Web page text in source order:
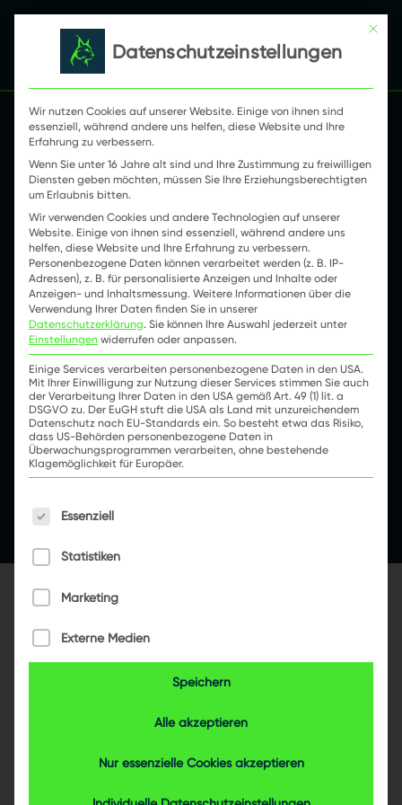
LYNQTECH GmbH
Vahrenwalder Straße 315
30179 Hannover
Deutschland
Telefon:+49 511 5193000
E-Mail:hallo@lynq.tech
Presse
Green Room
Experience
Impressum
Datenschutzerklärung
Podcast Stadtwerke Luchshausen
Mit
Datenschutzeinstellungen
Wir nutzen Cookies auf unserer Website. Einige von ihnen sind
essenziell, während andere uns helfen, diese Website und Ihre
Erfahrung zu verbessern.
Wenn Sie unter 16 Jahre alt sind und Ihre Zustimmung zu freiwilligen
Diensten geben möchten, müssen Sie Ihre Erziehungsberechtigten
um Erlaubnis bitten.
Wir verwenden Cookies und andere Technologien auf unserer
Website. Einige von ihnen sind essenziell, während andere uns
helfen, diese Website und Ihre Erfahrung zu verbessern.
Personenbezogene Daten können verarbeitet werden (z. B. IP-
Adressen), z. B. für personalisierte Anzeigen und Inhalte oder
Anzeigen- und Inhaltsmessung. Weitere Informationen über die
Verwendung Ihrer Daten finden Sie in unserer
Datenschutzerklärung. Sie können Ihre Auswahl jederzeit unter
Einstellungen widerrufen oder anpassen.
Einige Services verarbeiten personenbezogene Daten in den USA.
Mit Ihrer Einwilligung zur Nutzung dieser Services stimmen Sie auch
der Verarbeitung Ihrer Daten in den USA gemäß Art. 49 (1) lit. a
DSGVO zu. Der EuGH stuft die USA als Land mit unzureichendem
Datenschutz nach EU-Standards ein. So besteht etwa das Risiko,
dass US-Behörden personenbezogene Daten in
Überwachungsprogrammen verarbeiten, ohne bestehende
Klagemöglichkeit für Europäer.
Essenziell
Statistiken
Marketing
Externe Medien
Speichern
Alle akzeptieren
Nur essenzielle Cookies akzeptieren